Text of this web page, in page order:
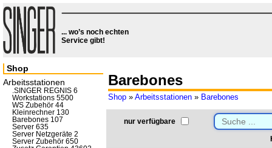
... wo’s noch echten
Service gibt!
Barebones
Shop » Arbeitsstationen » Barebones
nur verfügbare
Shop
Arbeitsstationen
.SINGER REGNIS 6
Workstations 5500
WS Zubehör 44
Kleinrechner 130
Barebones 107
Server 635
Server Netzgeräte 2
Server Zubehör 650